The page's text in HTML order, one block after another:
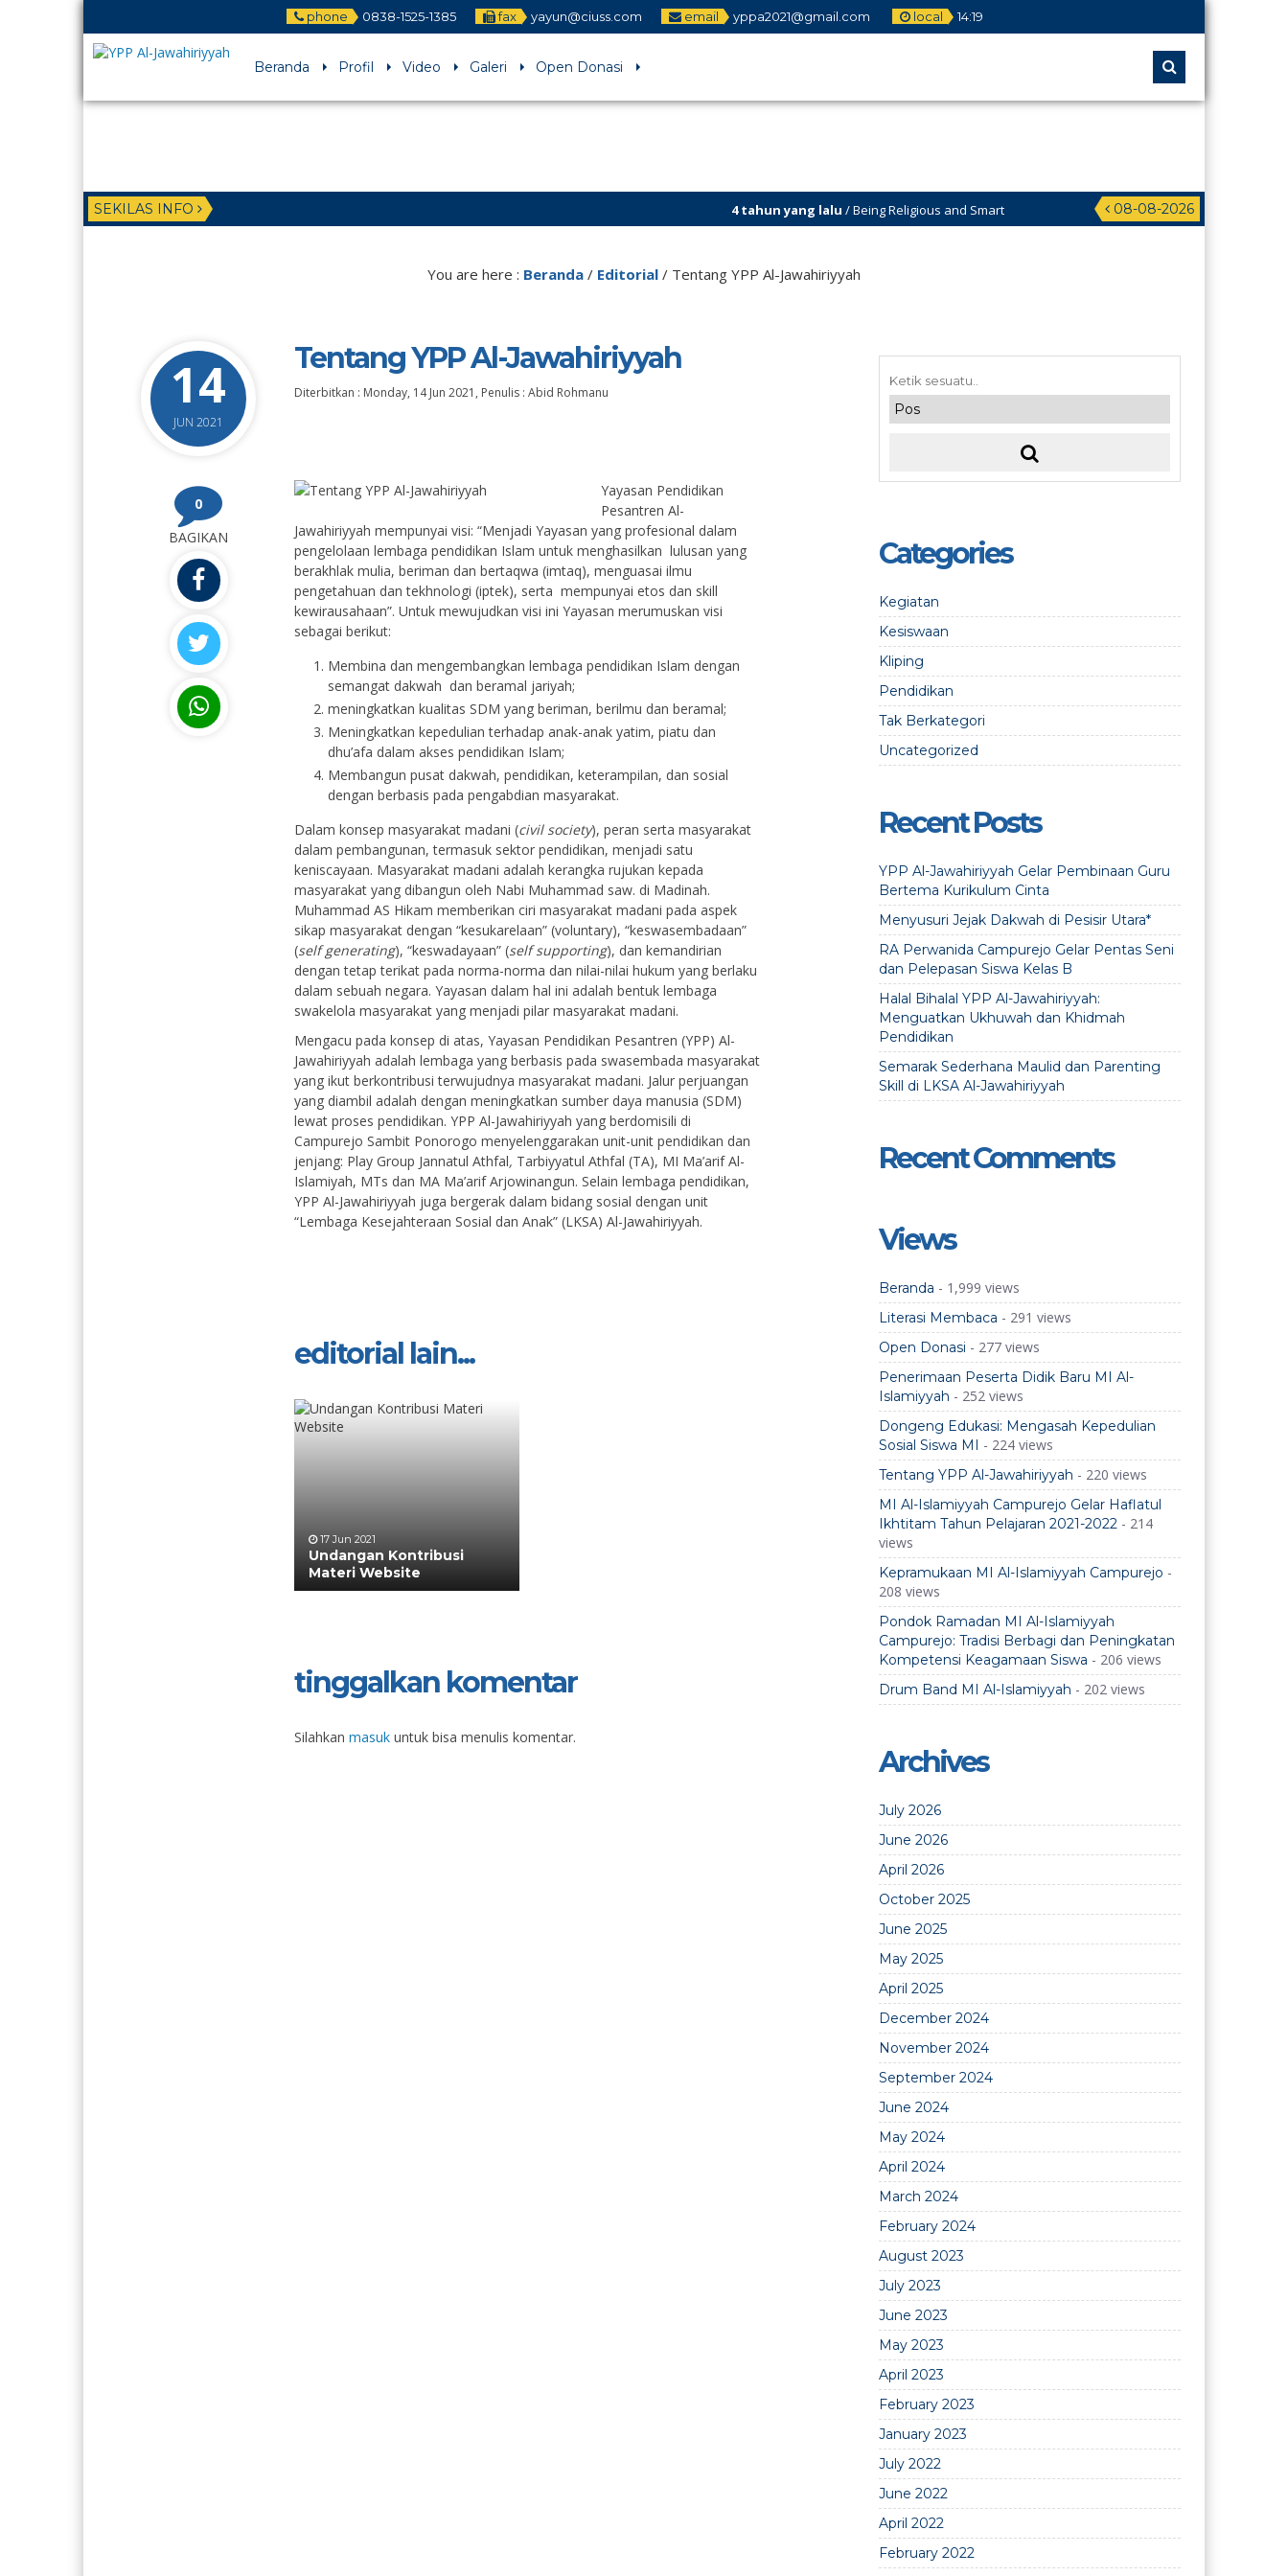
phone 0838-1525-1385 fax yayun@ciuss.com email yppa2021@gmail.com local 14:19
Beranda Profil Video Galeri Open Donasi
SEKILAS INFO 08-08-2026
4 tahun yang lalu/ Being Religious and Smart
You are here : Beranda / Editorial / Tentang YPP Al-Jawahiriyyah
14
JUN 2021
Tentang YPP Al-Jawahiriyyah
Diterbitkan : Monday, 14 Jun 2021 , Penulis : Abid Rohmanu
0
BAGIKAN
Yayasan Pendidikan
Pesantren Al-
Jawahiriyyah mempunyai visi: “Menjadi Yayasan yang profesional dalam
pengelolaan lembaga pendidikan Islam untuk menghasilkan lulusan yang
berakhlak mulia, beriman dan bertaqwa (imtaq), menguasai ilmu
pengetahuan dan tekhnologi (iptek), serta mempunyai etos dan skill
kewirausahaan”. Untuk mewujudkan visi ini Yayasan merumuskan visi
sebagai berikut:
Membina dan mengembangkan lembaga pendidikan Islam dengan
semangat dakwah dan beramal jariyah;
meningkatkan kualitas SDM yang beriman, berilmu dan beramal;
Meningkatkan kepedulian terhadap anak-anak yatim, piatu dan
dhu’afa dalam akses pendidikan Islam;
Membangun pusat dakwah, pendidikan, keterampilan, dan sosial
dengan berbasis pada pengabdian masyarakat.
Dalam konsep masyarakat madani (civil society), peran serta masyarakat
dalam pembangunan, termasuk sektor pendidikan, menjadi satu
keniscayaan. Masyarakat madani adalah kerangka rujukan kepada
masyarakat yang dibangun oleh Nabi Muhammad saw. di Madinah.
Muhammad AS Hikam memberikan ciri masyarakat madani pada aspek
sikap masyarakat dengan “kesukarelaan” (voluntary), “keswasembadaan”
(self generating), “keswadayaan” (self supporting), dan kemandirian
dengan tetap terikat pada norma-norma dan nilai-nilai hukum yang berlaku
dalam sebuah negara. Yayasan dalam hal ini adalah bentuk lembaga
swakelola masyarakat yang menjadi pilar masyarakat madani.
Mengacu pada konsep di atas, Yayasan Pendidikan Pesantren (YPP) Al-
Jawahiriyyah adalah lembaga yang berbasis pada swasembada masyarakat
yang ikut berkontribusi terwujudnya masyarakat madani. Jalur perjuangan
yang diambil adalah dengan meningkatkan sumber daya manusia (SDM)
lewat proses pendidikan. YPP Al-Jawahiriyyah yang berdomisili di
Campurejo Sambit Ponorogo menyelenggarakan unit-unit pendidikan dan
jenjang: Play Group Jannatul Athfal, Tarbiyyatul Athfal (TA), MI Ma’arif Al-
Islamiyah, MTs dan MA Ma’arif Arjowinangun. Selain lembaga pendidikan,
YPP Al-Jawahiriyyah juga bergerak dalam bidang sosial dengan unit
“Lembaga Kesejahteraan Sosial dan Anak” (LKSA) Al-Jawahiriyyah.
editorial lain...
17 Jun 2021
Undangan Kontribusi
Materi Website
tinggalkan komentar
Silahkan masuk untuk bisa menulis komentar.
Categories
Kegiatan
Kesiswaan
Kliping
Pendidikan
Tak Berkategori
Uncategorized
Recent Posts
YPP Al-Jawahiriyyah Gelar Pembinaan Guru
Bertema Kurikulum Cinta
Menyusuri Jejak Dakwah di Pesisir Utara*
RA Perwanida Campurejo Gelar Pentas Seni
dan Pelepasan Siswa Kelas B
Halal Bihalal YPP Al-Jawahiriyyah:
Menguatkan Ukhuwah dan Khidmah
Pendidikan
Semarak Sederhana Maulid dan Parenting
Skill di LKSA Al-Jawahiriyyah
Recent Comments
Views
Beranda - 1,999 views
Literasi Membaca - 291 views
Open Donasi - 277 views
Penerimaan Peserta Didik Baru MI Al-
Islamiyyah - 252 views
Dongeng Edukasi: Mengasah Kepedulian
Sosial Siswa MI - 224 views
Tentang YPP Al-Jawahiriyyah - 220 views
MI Al-Islamiyyah Campurejo Gelar Haflatul
Ikhtitam Tahun Pelajaran 2021-2022 - 214
views
Kepramukaan MI Al-Islamiyyah Campurejo -
208 views
Pondok Ramadan MI Al-Islamiyyah
Campurejo: Tradisi Berbagi dan Peningkatan
Kompetensi Keagamaan Siswa - 206 views
Drum Band MI Al-Islamiyyah - 202 views
Archives
July 2026
June 2026
April 2026
October 2025
June 2025
May 2025
April 2025
December 2024
November 2024
September 2024
June 2024
May 2024
April 2024
March 2024
February 2024
August 2023
July 2023
June 2023
May 2023
April 2023
February 2023
January 2023
July 2022
June 2022
April 2022
February 2022